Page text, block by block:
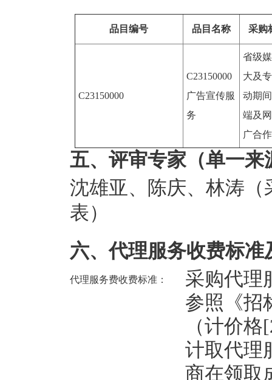
品目编号 品目名称 采购
C23150000
C23150000
广告宣传服
务
省级
大及
动期
端及
广合作
五、评审专家（单一
沈雄亚 、 陈庆、 林涛（
表）
六、代理服务收费标准
代理服务费收费标准：
采购代理
参照《招
（计价
计取代理
商在领取